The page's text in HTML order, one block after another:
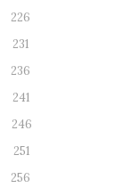
226
231
236
241
246
251
256